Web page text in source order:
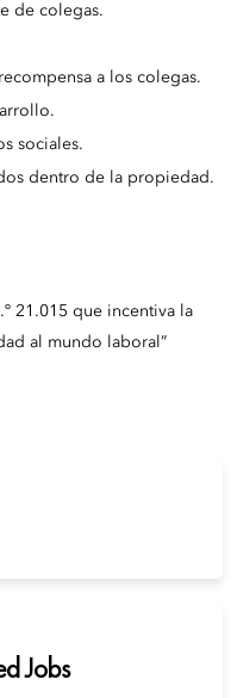
de colegas.
a los colegas.
sociales.
dentro de la propiedad.
21.015 que incentiva la
al mundo laboral”
Jobs